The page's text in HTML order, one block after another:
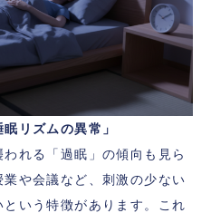
リズムの異常」
れる「過眠」の傾向も見ら
や会議など、刺激の少ない
いう特徴があります。これ